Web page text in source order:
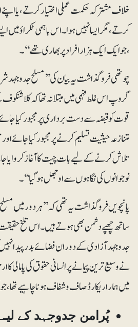
خلاف مشترکہ حکمت عملی اختیار کرتے، یا اپنے
کرتے، مگر ایسا نہیں ہوا۔ اس باہمی ٹکراؤ میں
، جو ایک ایک ہزار افراد پر بھاری تھے ‘‘۔
چوتھی فروگذاشت یہ بیان کی ’’مسلح جدوجہد
گروپ اس غلط فہمی میں مبتلا نہ تھا کہ کلا
قوت کو قبضہ سے دست برداری پر مجبور کیا
متنازعہ حیثیت تسلیم کرنے پر مجبور کیا جائے
تلاش کرنے کے لیے بات چیت کا آغاز کروایا
نوجوانوں کی نگاہوں سے اوجھل ہو گیا ‘‘۔
پانچویں فروگذاشت یہ تھی کہ’’ہردور میں
ساتھ چھپے دشمن بھی ہوتے ہیں۔اس تلخ حقیقت
جدوجہد آزادی کے دوران فضائے بد ر پیدا
نے وسیع ترین پیمانے پر انسانی حقوق کی پامالی
میں ہمارا ریکارڈ صاف و شفاف ہو نا چاہیے تھا،
پُرامن جدوجہد کے